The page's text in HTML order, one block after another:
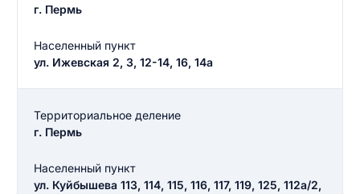
г. Пермь
Населенный пункт
ул. Ижевская 2, 3, 12-14, 16, 14а
Территориальное деление
г. Пермь
Населенный пункт
ул. Куйбышева 113, 114, 115, 116, 117, 119, 125, 112а/2,
Введите свое имя
Введите свое имя
Введите свой номер телефона